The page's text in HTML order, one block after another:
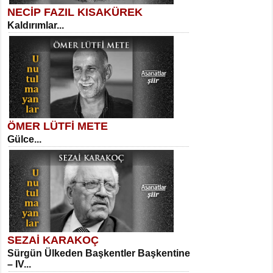
SELAHATTİN YILDIZ
İnsanın Zindanı...
MEHMET TAŞTAN
Vagon’da Bir Şairle...
SITKI CANEY
Oruçla Devrim ve Özgürlüğe…...
Sibel Orhan
İki Kırık Boşluk...
Meral Yağmur
Eski Bir Şiir...
NECİP FAZIL KISAKÜREK
Kaldırımlar...
ÖMER LÜTFİ METE
Gülce...
SEZAİ KARAKOÇ
Sürgün Ülkeden Başkentler Başkentine
– IV...